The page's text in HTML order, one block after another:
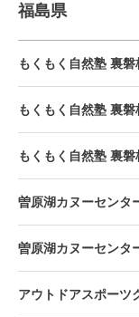
福島県
もくもく自然塾 裏
もくもく自然塾 裏
もくもく自然塾 裏
曽原湖カヌーセンタ
曽原湖カヌーセンタ
アウトドアスポーツ